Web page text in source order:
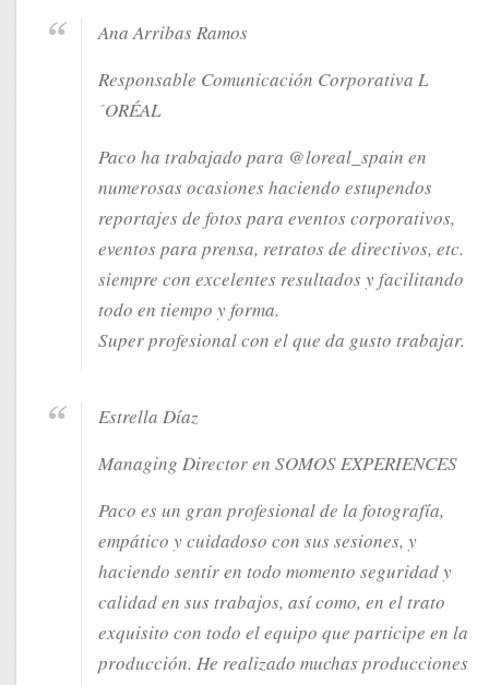
Ana Arribas Ramos
Responsable Comunicación Corporativa L
´ORÉAL
Paco ha trabajado para @loreal_spain en
numerosas ocasiones haciendo estupendos
reportajes de fotos para eventos corporativos,
eventos para prensa, retratos de directivos, etc.
siempre con excelentes resultados y facilitando
todo en tiempo y forma.
Super profesional con el que da gusto trabajar.
Estrella Díaz
Managing Director en SOMOS EXPERIENCES
Paco es un gran profesional de la fotografía,
empático y cuidadoso con sus sesiones, y
haciendo sentir en todo momento seguridad y
calidad en sus trabajos, así como, en el trato
exquisito con todo el equipo que participe en la
producción. He realizado muchas producciones